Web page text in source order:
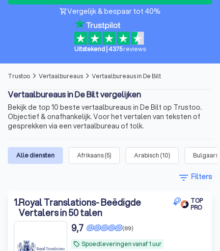
shopping_cartVergelijk & bespaar tot 40%
Uitstekend 4375reviews
Trustoo arrow_forward_ios Vertaalbureaus arrow_forward_ios Vertaalbureaus in De Bilt
Vertaalbureaus in De Bilt vergelijken
Bekijk de top 10 beste vertaalbureaus in De Bilt op Trustoo.
Objectief & onafhankelijk. Voor het vertalen van teksten of
gesprekken via een vertaalbureau of tolk.
Alle diensten Afrikaans(5) Arabisch (10) Bulgaars
filter_list Filters
1.Royal Translations- Beëdigde
Vertalers in 50 talen
TOP
PRO
local_offer Spoedleveringen vanaf 1 uur
(89)
9,7